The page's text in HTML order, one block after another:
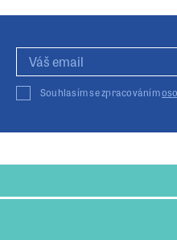
Souhlasím se zpracováním